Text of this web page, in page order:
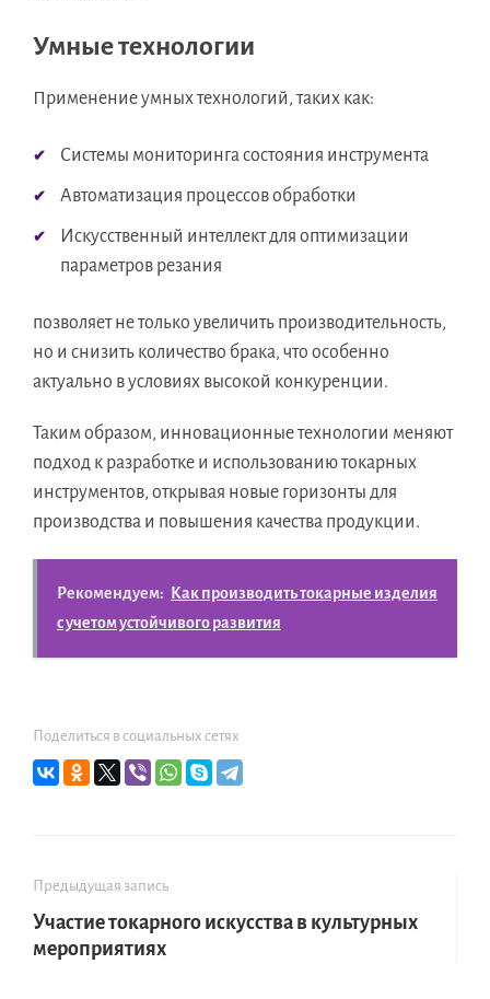
Умные технологии
Применение умных технологий, таких как:
Системы мониторинга состояния инструмента
Автоматизация процессов обработки
Искусственный интеллект для оптимизации
параметров резания
позволяет не только увеличить производительность,
но и снизить количество брака, что особенно
актуально в условиях высокой конкуренции.
Таким образом, инновационные технологии меняют
подход к разработке и использованию токарных
инструментов, открывая новые горизонты для
производства и повышения качества продукции.
Рекомендуем:
Как производить токарные изделия
с учетом устойчивого развития
Поделиться в социальных сетях
Предыдущая запись
Участие токарного искусства в культурных
мероприятиях